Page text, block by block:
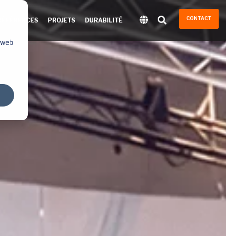
RÉFÉRENCES PROJETS DURABILITÉ CONTACT